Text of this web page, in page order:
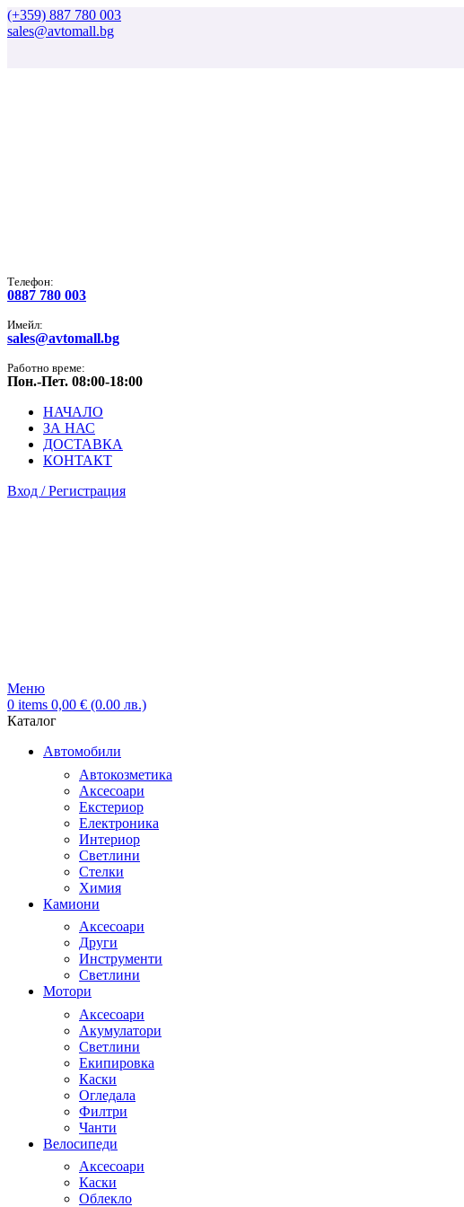
(+359) 887 780 003
sales@avtomall.bg
Tелефон:
0887 780 003
Имейл:
sales@avtomall.bg
Работно време:
Пон.-Пет. 08:00-18:00
НАЧАЛО
ЗА НАС
ДОСТАВКА
КОНТАКТ
Вход / Регистрация
Меню
0 items 0,00 € (0.00 лв.)
Каталог
Автомобили
Автокозметика
Аксесоари
Екстериор
Електроника
Интериор
Светлини
Стелки
Химия
Камиони
Аксесоари
Други
Инструменти
Светлини
Мотори
Аксесоари
Акумулатори
Светлини
Екипировка
Каски
Огледала
Филтри
Чанти
Велосипеди
Аксесоари
Каски
Облекло